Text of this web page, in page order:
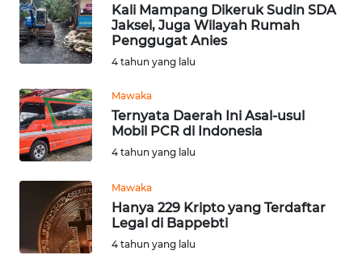
Kali Mampang Dikeruk Sudin SDA
Jaksel, Juga Wilayah Rumah
Penggugat Anies
4 tahun yang lalu
Mawaka
Ternyata Daerah Ini Asal-usul
Mobil PCR di Indonesia
4 tahun yang lalu
Mawaka
Hanya 229 Kripto yang Terdaftar
Legal di Bappebti
4 tahun yang lalu
KALTENG
WN
KALTARA
WN
KALSEL
KALTIM
WN
SULSEL